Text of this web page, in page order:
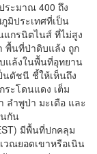
ะมาณ 400 ถึง
มิประเทศที่เป็น
กรนิตไนส์ ที่ไม่สูง
พื้นที่ป่าดิบแล้ง ถูก
แล้งในพื้นที่อุทยาน
ดัชนี ชี้ให้เห็นถึง
ะโดนแดง เต็ม
ลำพูป่า มะเดือ และ
กัน
มีพื้นที่ปกคลุม
วณยอดเขาหรือเนิน